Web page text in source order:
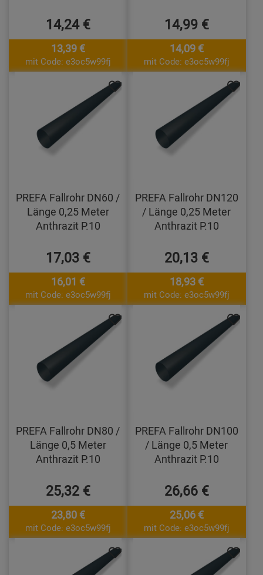
14,24 €
13,39 €
mit Code: e3oc5w99fj
14,99 €
14,09 €
mit Code: e3oc5w99fj
PREFA Fallrohr DN60 /
Länge 0,25 Meter
Anthrazit P.10
17,03 €
16,01 €
mit Code: e3oc5w99fj
PREFA Fallrohr DN120
/ Länge 0,25 Meter
Anthrazit P.10
20,13 €
18,93 €
mit Code: e3oc5w99fj
PREFA Fallrohr DN80 /
Länge 0,5 Meter
Anthrazit P.10
25,32 €
23,80 €
mit Code: e3oc5w99fj
PREFA Fallrohr DN100
/ Länge 0,5 Meter
Anthrazit P.10
26,66 €
25,06 €
mit Code: e3oc5w99fj